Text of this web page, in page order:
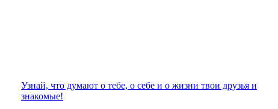
Узнай, что думают о тебе, о себе и о жизни твои друзья и
знакомые!